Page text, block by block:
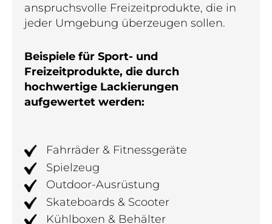
anspruchsvolle Freizeitprodukte, die in
jeder Umgebung überzeugen sollen.
Beispiele für Sport- und
Freizeitprodukte, die durch
hochwertige Lackierungen
aufgewertet werden:
Fahrräder & Fitnessgeräte
Spielzeug
Outdoor-Ausrüstung
Skateboards & Scooter
Kühlboxen & Behälter